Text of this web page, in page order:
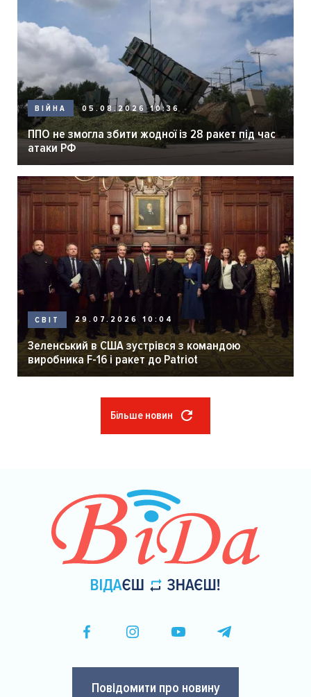
ВІЙНА 05.08.2026 10:36
ППО не змогла збити жодної із 28 ракет під час
атаки РФ
СВІТ 29.07.2026 10:04
Зеленський в США зустрівся з командою
виробника F-16 і ракет до Patriot
Більше новин
Повідомити про новину